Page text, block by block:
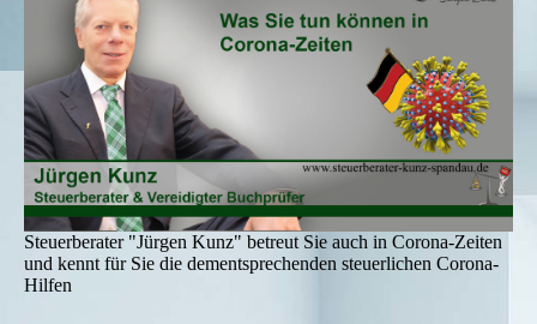
Steuerberater "Jürgen Kunz" betreut Sie auch in Corona-Zeiten
und kennt für Sie die dementsprechenden steuerlichen Corona-
Hilfen